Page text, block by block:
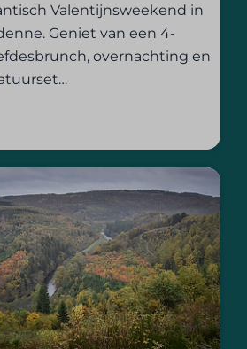
Valentijnsweekend in
Geniet van een 4-
overnachting en
…